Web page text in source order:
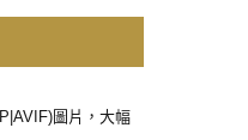
圖片，大幅